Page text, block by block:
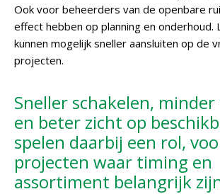
Ook voor beheerders van de openbare
effect hebben op planning en onderhoud.
kunnen mogelijk sneller aansluiten op de
projecten.
Sneller schakelen,
en beter zicht op
spelen daarbij een rol,
projecten waar timing en
assortiment belangrijk